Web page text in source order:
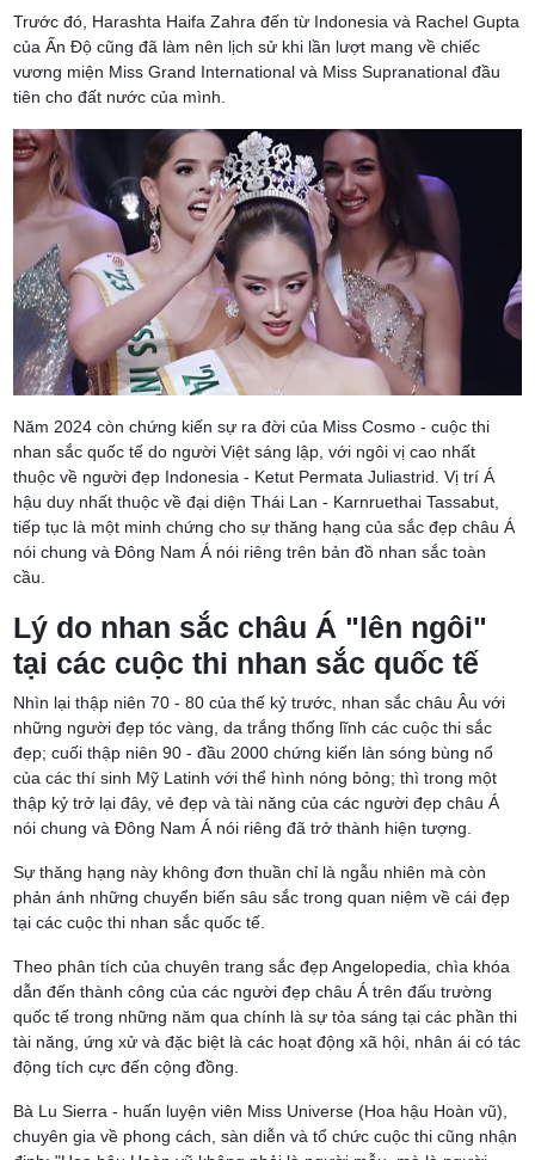
Trước đó, Harashta Haifa Zahra đến từ Indonesia và Rachel Gupta
của Ấn Độ cũng đã làm nên lịch sử khi lần lượt mang về chiếc
vương miện Miss Grand International và Miss Supranational đầu
tiên cho đất nước của mình.
Năm 2024 còn chứng kiến sự ra đời của Miss Cosmo - cuộc thi
nhan sắc quốc tế do người Việt sáng lập, với ngôi vị cao nhất
thuộc về người đẹp Indonesia - Ketut Permata Juliastrid. Vị trí Á
hậu duy nhất thuộc về đại diện Thái Lan - Karnruethai Tassabut,
tiếp tục là một minh chứng cho sự thăng hạng của sắc đẹp châu Á
nói chung và Đông Nam Á nói riêng trên bản đồ nhan sắc toàn
cầu.
Lý do nhan sắc châu Á "lên ngôi"
tại các cuộc thi nhan sắc quốc tế
Nhìn lại thập niên 70 - 80 của thế kỷ trước, nhan sắc châu Âu với
những người đẹp tóc vàng, da trắng thống lĩnh các cuộc thi sắc
đẹp; cuối thập niên 90 - đầu 2000 chứng kiến làn sóng bùng nổ
của các thí sinh Mỹ Latinh với thể hình nóng bỏng; thì trong một
thập kỷ trở lại đây, vẻ đẹp và tài năng của các người đẹp châu Á
nói chung và Đông Nam Á nói riêng đã trở thành hiện tượng.
Sự thăng hạng này không đơn thuần chỉ là ngẫu nhiên mà còn
phản ánh những chuyển biến sâu sắc trong quan niệm về cái đẹp
tại các cuộc thi nhan sắc quốc tế.
Theo phân tích của chuyên trang sắc đẹp Angelopedia, chìa khóa
dẫn đến thành công của các người đẹp châu Á trên đấu trường
quốc tế trong những năm qua chính là sự tỏa sáng tại các phần thi
tài năng, ứng xử và đặc biệt là các hoạt động xã hội, nhân ái có tác
động tích cực đến cộng đồng.
Bà Lu Sierra - huấn luyện viên Miss Universe (Hoa hậu Hoàn vũ),
chuyên gia về phong cách, sàn diễn và tổ chức cuộc thi cũng nhận